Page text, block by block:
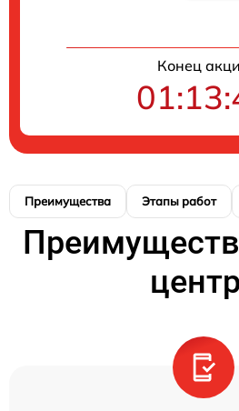
Конец
Преимущества Этапы работ